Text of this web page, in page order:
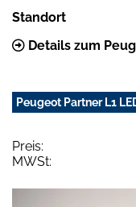
Standort
Details zum
Peugeot Partner L1
Preis:
MWSt: